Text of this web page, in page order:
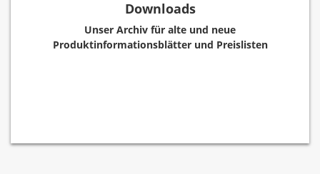
Downloads
Unser Archiv für alte und neue
Produktinformationsblätter und Preislisten